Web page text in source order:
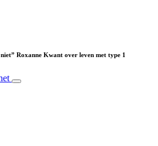
Roxanne Kwant over leven met type 1